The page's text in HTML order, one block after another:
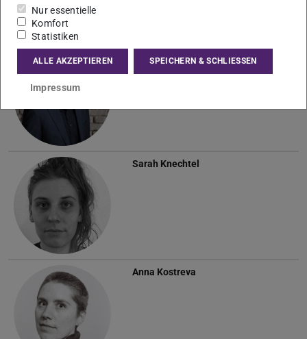
Prof. i.V. Dr. Dr.-Ing.Hauke
Sarah Knechtel
Anna Kostreva
Nur essentielle
Komfort
Statistiken
ALLE AKZEPTIEREN SPEICHERN & SCHLIESSEN
Impressum